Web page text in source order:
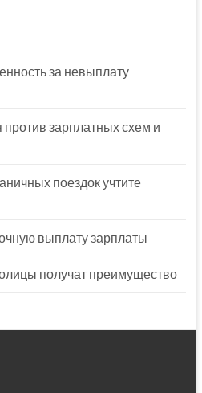
за невыплату
против зарплатных схем и
поездок учтите
выплату зарплаты
получат преимущество